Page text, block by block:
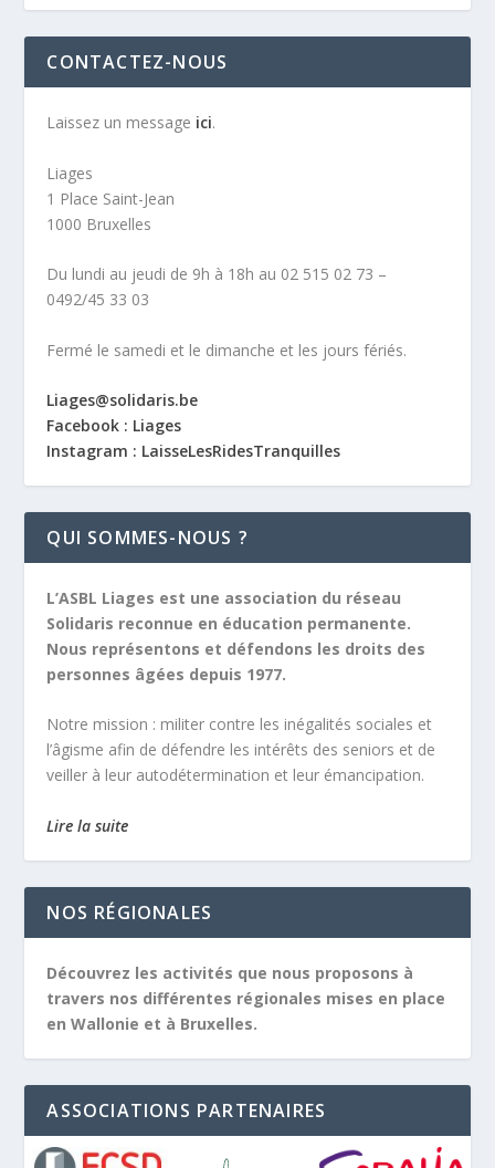
CONTACTEZ-NOUS
Laissez un message ici.
Liages
1 Place Saint-Jean
1000 Bruxelles
Du lundi au jeudi de 9h à 18h au 02 515 02 73 –
0492/45 33 03
Fermé le samedi et le dimanche et les jours fériés.
Liages@solidaris.be
Facebook : Liages
Instagram : LaisseLesRidesTranquilles
QUI SOMMES-NOUS ?
L’ASBL Liages est une association du réseau
Solidaris reconnue en éducation permanente.
Nous représentons et défendons les droits des
personnes âgées depuis 1977.
Notre mission : militer contre les inégalités sociales et
l’âgisme afin de défendre les intérêts des seniors et de
veiller à leur autodétermination et leur émancipation.
Lire la suite
NOS RÉGIONALES
Découvrez les activités que nous proposons à
travers nos différentes régionales mises en place
en Wallonie et à Bruxelles.
ASSOCIATIONS PARTENAIRES